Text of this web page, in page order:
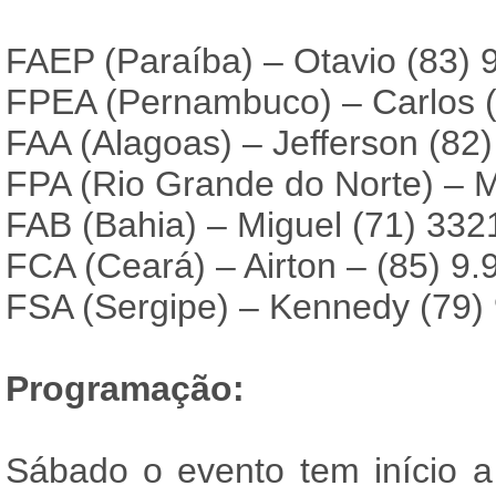
FAEP (Paraíba) – Otavio (83)
FPEA (Pernambuco) – Carlos
FAA (Alagoas) – Jefferson
FPA (Rio Grande do Norte) –
FAB (Bahia) – Miguel (71)
FCA (Ceará) – Airton – (85)
FSA (Sergipe) – Kennedy
Programação:
Sábado o evento tem início